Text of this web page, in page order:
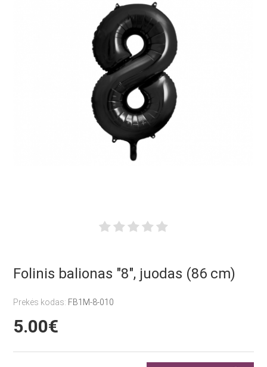
Folinis balionas "8", juodas (86 cm)
Prekės kodas: FB1M-8-010
5.00€